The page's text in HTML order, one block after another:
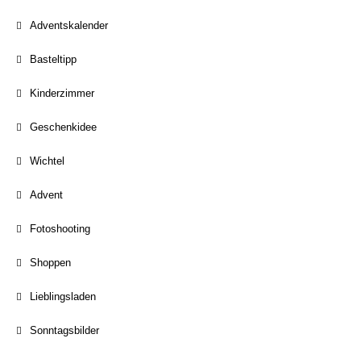
Adventskalender
Basteltipp
Kinderzimmer
Geschenkidee
Wichtel
Advent
Fotoshooting
Shoppen
Lieblingsladen
Sonntagsbilder